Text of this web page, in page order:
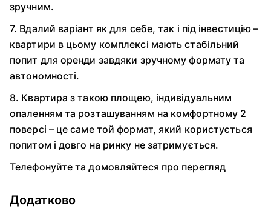
зручним.
7. Вдалий варіант як для себе, так і під інвестицію –
квартири в цьому комплексі мають стабільний
попит для оренди завдяки зручному формату та
автономності.
8. Квартира з такою площею, індивідуальним
опаленням та розташуванням на комфортному 2
поверсі – це саме той формат, який користується
попитом і довго на ринку не затримується.
Телефонуйте та домовляйтеся про перегляд
Додатково